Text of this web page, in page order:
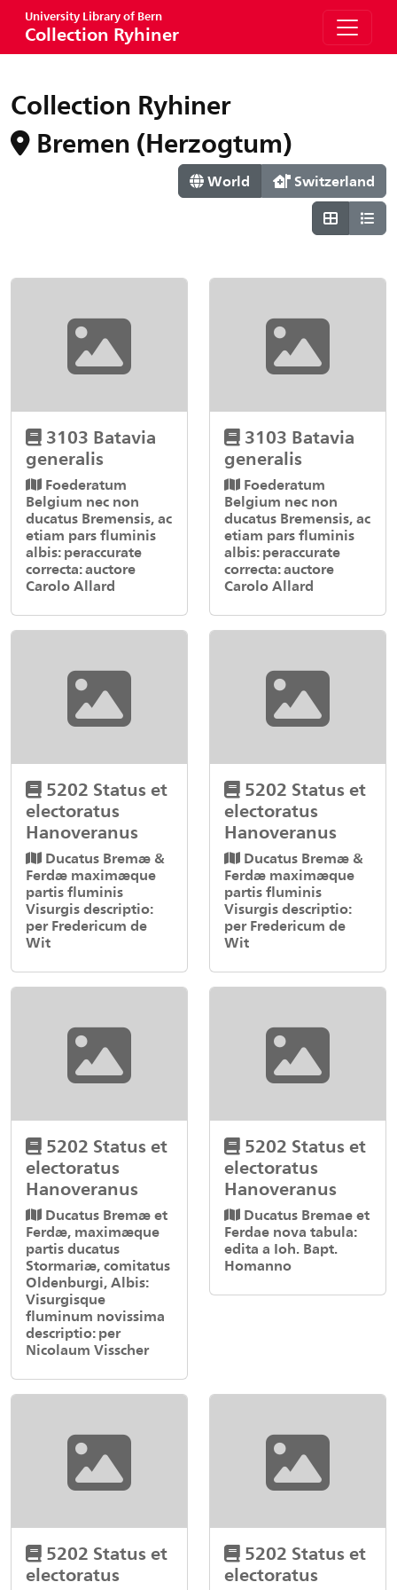
University Library of Bern
Collection Ryhiner
Collection Ryhiner
Bremen (Herzogtum)
World Switzerland
3103 Batavia
generalis
Foederatum
Belgium nec non
ducatus Bremensis, ac
etiam pars fluminis
albis: peraccurate
correcta: auctore
Carolo Allard
3103 Batavia
generalis
Foederatum
Belgium nec non
ducatus Bremensis, ac
etiam pars fluminis
albis: peraccurate
correcta: auctore
Carolo Allard
5202 Status et
electoratus
Hanoveranus
Ducatus Bremæ &
Ferdæ maximæque
partis fluminis
Visurgis descriptio:
per Fredericum de
Wit
5202 Status et
electoratus
Hanoveranus
Ducatus Bremæ &
Ferdæ maximæque
partis fluminis
Visurgis descriptio:
per Fredericum de
Wit
5202 Status et
electoratus
Hanoveranus
Ducatus Bremæ et
Ferdæ, maximæque
partis ducatus
Stormariæ, comitatus
Oldenburgi, Albis:
Visurgisque
fluminum novissima
descriptio: per
Nicolaum Visscher
5202 Status et
electoratus
Hanoveranus
Ducatus Bremae et
Ferdae nova tabula:
edita a Ioh. Bapt.
Homanno
5202 Status et
electoratus
5202 Status et
electoratus